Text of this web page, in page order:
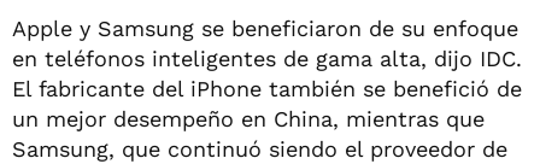
Apple y Samsung se beneficiaron de su enfoque
en teléfonos inteligentes de gama alta, dijo IDC.
El fabricante del iPhone también se benefició de
un mejor desempeño en China, mientras que
Samsung, que continuó siendo el proveedor de